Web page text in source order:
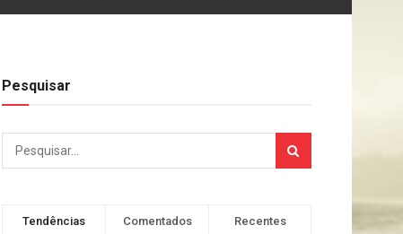
Pesquisar
Tendências Comentados Recentes